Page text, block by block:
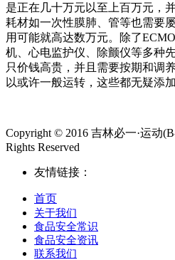
是正在几十万元以至上百万元，
耗材如一次性膜肺、管等也需要
用可能就高达数万元。除了
机、心电监护仪、除颤仪等多种
只价钱高贵，并且需要按期和调
以或许一般运转，这些都无疑添
Copyright © 2016 吉林必一·运动
Rights Reserved
友情链接：
首页
关于我们
食品安全常识
食品安全资讯
联系我们